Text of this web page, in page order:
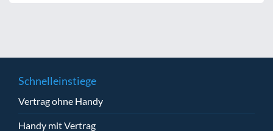
Schnelleinstiege
Vertrag ohne Handy
Handy mit Vertrag